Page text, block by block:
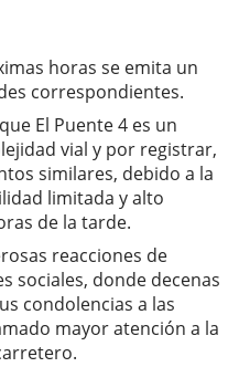
horas se emita un
correspondientes.
El Puente 4 es un
vial y por registrar,
similares, debido a la
limitada y alto
de la tarde.
reacciones de
sociales, donde decenas
condolencias a las
mayor atención a la